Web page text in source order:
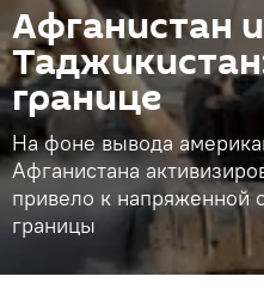
Афганистан и
границе
На фоне вывода
Афганистана
привело к напряженной
границы